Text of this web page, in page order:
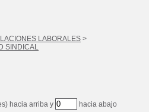
LABORALES >
SINDICAL
hacia arriba y hacia abajo